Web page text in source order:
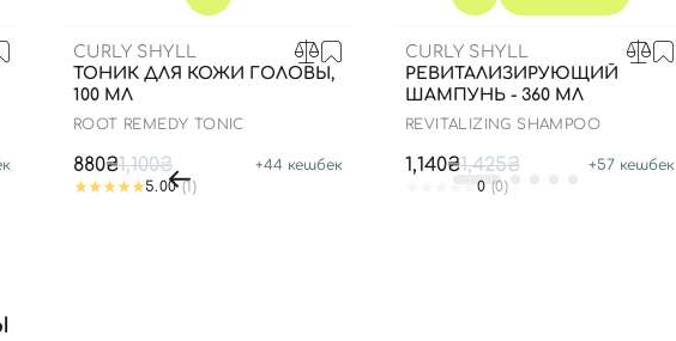
CURLY SHYLL
ТОНИК ДЛЯ КОЖИ ГОЛОВЫ,
100 МЛ
ROOT REMEDY TONIC
880₴1,100₴ +44 кешбек
5.00 (1)
CURLY SHYLL
РЕВИТАЛИЗИРУЮЩИЙ
ШАМПУНЬ - 360 МЛ
REVITALIZING SHAMPOO
1,140₴1,425₴ +57 кешбек
0 (0)